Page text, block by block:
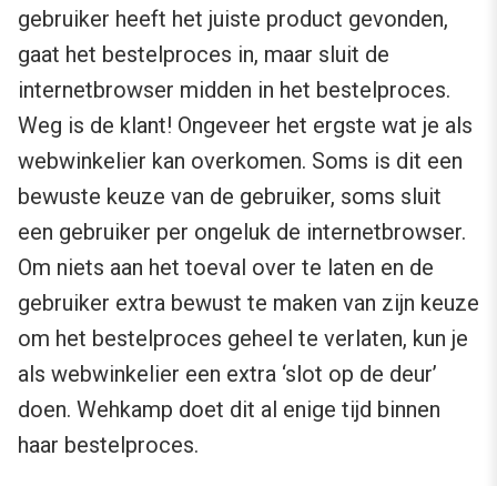
gebruiker heeft het juiste product gevonden,
gaat het bestelproces in, maar sluit de
internetbrowser midden in het bestelproces.
Weg is de klant! Ongeveer het ergste wat je als
webwinkelier kan overkomen. Soms is dit een
bewuste keuze van de gebruiker, soms sluit
een gebruiker per ongeluk de internetbrowser.
Om niets aan het toeval over te laten en de
gebruiker extra bewust te maken van zijn keuze
om het bestelproces geheel te verlaten, kun je
als webwinkelier een extra ‘slot op de deur’
doen. Wehkamp doet dit al enige tijd binnen
haar bestelproces.